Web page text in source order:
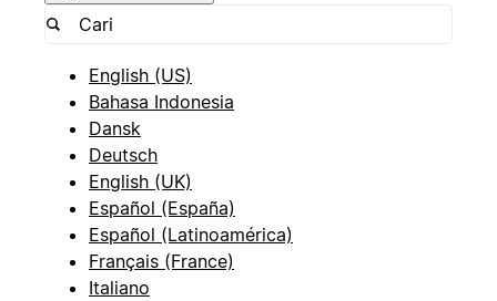
English (US)
Bahasa Indonesia
Dansk
Deutsch
English (UK)
Español (España)
Español (Latinoamérica)
Français (France)
Italiano